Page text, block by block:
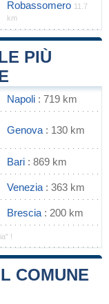
Robassomero 11.7
km
PIÙ
Napoli : 719 km
Genova : 130 km
Bari : 869 km
Venezia : 363 km
Brescia : 200 km
!
COMUNE